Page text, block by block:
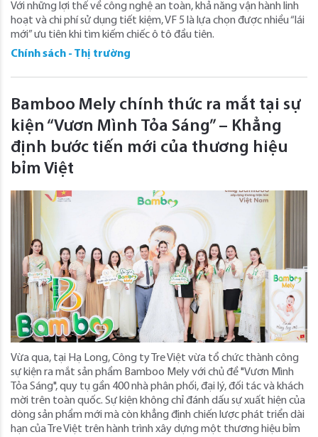
Với những lợi thế về công nghệ an toàn, khả năng vận hành linh
hoạt và chi phí sử dụng tiết kiệm, VF 5 là lựa chọn được nhiều “lái
mới” ưu tiên khi tìm kiếm chiếc ô tô đầu tiên.
Chính sách - Thị trường
Bamboo Mely chính thức ra mắt tại sự
kiện “Vươn Mình Tỏa Sáng” – Khẳng
định bước tiến mới của thương hiệu
bỉm Việt
Vừa qua, tại Hạ Long, Công ty Tre Việt vừa tổ chức thành công
sự kiện ra mắt sản phẩm Bamboo Mely với chủ đề "Vươn Mình
Tỏa Sáng", quy tụ gần 400 nhà phân phối, đại lý, đối tác và khách
mời trên toàn quốc. Sự kiện không chỉ đánh dấu sự xuất hiện của
dòng sản phẩm mới mà còn khẳng định chiến lược phát triển dài
hạn của Tre Việt trên hành trình xây dựng một thương hiệu bỉm